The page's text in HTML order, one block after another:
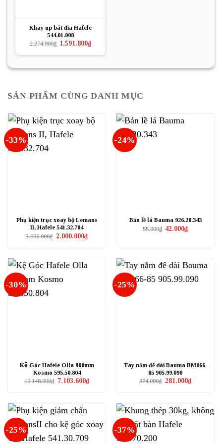
Khay up bát đĩa Hafele
544.01.008
2.274.000₫ Giá
là:
1.591.800₫Giá
hiện
tại
1.591.800₫.
SẢN PHẨM CÙNG DANH MỤC
-33%
Phụ kiện trục xoay bộ Lemans
II, Hafele 541.32.704
3.006.000₫ Giá
2.000.000₫Giá
hiện
-24%
Bản lề lá Bauma 926.20.343
55.000₫ Giá
42.000₫Giá
hiện
-30%
Kệ Góc Hafele Olla 900mm
Kosmo 595.50.804
10.148.000₫ Giá
7.103.600₫Giá
hiện
7.103.600₫.
-25%
Tay nắm đế dài Bauma BM066-
85 905.99.090
374.000₫ Giá
281.000₫Giá
hiện
-25% -37%